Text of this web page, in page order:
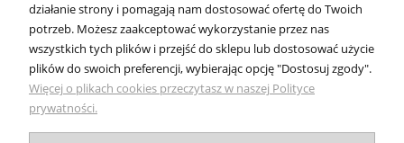
Filter IDEAL, 3M , BRITA AQUAPHOR
Aarke,Ecosoft,Wessper.
Showroom: Bielsko-Biała ul. Krakowska 367. Telefony:
działanie strony i pomagają nam dostosować ofertę do Twoich
potrzeb. Możesz zaakceptować wykorzystanie przez nas
wszystkich tych plików i przejść do sklepu lub dostosować użycie
plików do swoich preferencji, wybierając opcję "Dostosuj zgody".
Więcej o plikach cookies przeczytasz w naszej Polityce
prywatności.